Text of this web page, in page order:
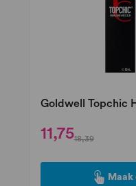
Goldwell Topchic
11,7518,39
Maak